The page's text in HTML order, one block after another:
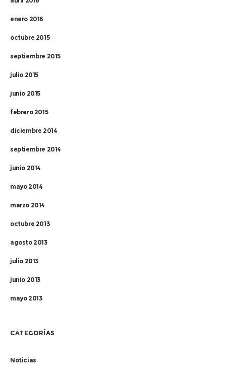
enero 2016
octubre 2015
septiembre 2015
julio 2015
junio 2015
febrero 2015
diciembre 2014
septiembre 2014
junio 2014
mayo 2014
marzo 2014
octubre 2013
agosto 2013
julio 2013
junio 2013
mayo 2013
CATEGORÍAS
Noticias